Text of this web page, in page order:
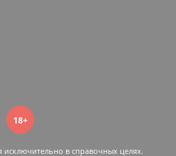
18+
исключительно в справочных целях.